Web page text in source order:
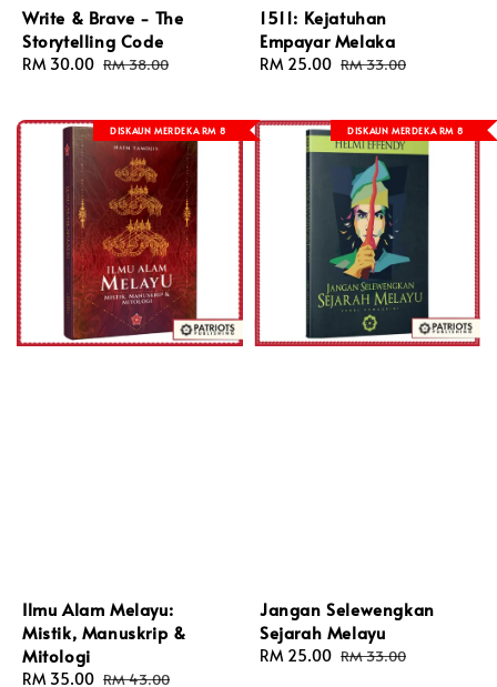
Write & Brave - The
Storytelling Code
Sale
RM 30.00 Regular
RM 38.00
1511: Kejatuhan
Empayar Melaka
Sale
RM 25.00 Regular
RM 33.00
DISKAUN MERDEKA RM 8
Ilmu Alam Melayu:
Mistik, Manuskrip &
Mitologi
Sale
RM 35.00 Regular
RM 43.00
DISKAUN MERDEKA RM 8
Jangan Selewengkan
Sejarah Melayu
Sale
RM 25.00 Regular
RM 33.00